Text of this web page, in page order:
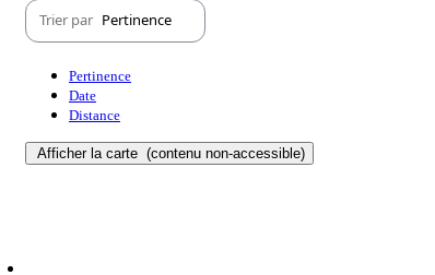
Trier par Pertinence
Pertinence
Date
Distance
Afficher la carte (contenu non-accessible)